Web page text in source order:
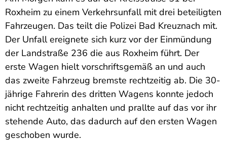
Roxheim zu einem Verkehrsunfall mit drei beteiligten
Fahrzeugen. Das teilt die Polizei Bad Kreuznach mit.
Der Unfall ereignete sich kurz vor der Einmündung
der Landstraße 236 die aus Roxheim führt. Der
erste Wagen hielt vorschriftsgemäß an und auch
das zweite Fahrzeug bremste rechtzeitig ab. Die 30-
jährige Fahrerin des dritten Wagens konnte jedoch
nicht rechtzeitig anhalten und prallte auf das vor ihr
stehende Auto, das dadurch auf den ersten Wagen
geschoben wurde.